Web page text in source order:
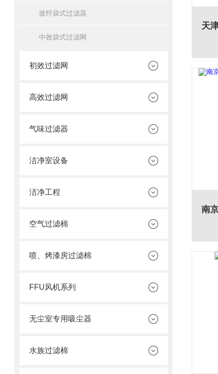
玻纤袋式过滤器
中效袋式过滤网
初效过滤网
高效过滤网
气味过滤器
洁净室设备
洁净工程
空气过滤棉
喷、烤漆房过滤棉
FFU风机系列
无尘室专用吸尘器
水族过滤棉